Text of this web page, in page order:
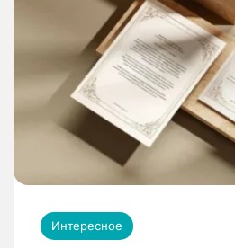
Интересное